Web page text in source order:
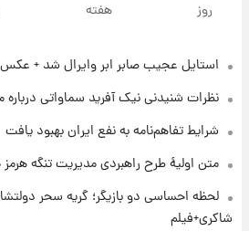
روزها پربارش‌تر
۱ روز پیش
شد؛ تیکدری، محبی و
جزئیات فعال‌سازی
شد+فیلم
روز هفته
استایل عجیب صابر ابر وایرال شد + عکس
نظرات شنیدنی نیک آفرید سماواتی
شرایط تفاهم‌نامه به نفع ایران بهبود یافت
متن اولیۀ طرح راهبردی مدیریت تنگه
لحظه احساسی دو بازیگر؛ گریه سحر
شاکری+فیلم